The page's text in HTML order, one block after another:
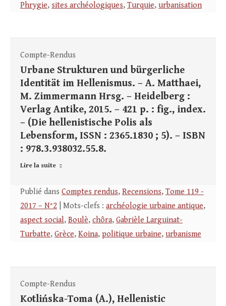
Phrygie, sites archéologiques, Turquie, urbanisation
Compte-Rendus
Urbane Strukturen und bürgerliche
Identität im Hellenismus. – A. Matthaei,
M. Zimmermann Hrsg. – Heidelberg :
Verlag Antike, 2015. – 421 p. : fig., index.
– (Die hellenistische Polis als
Lebensform, ISSN : 2365.1830 ; 5). – ISBN
: 978.3.938032.55.8.
Lire la suite
Publié dans Comptes rendus, Recensions, Tome 119 -
2017 – N°2 | Mots-clefs : archéologie urbaine antique,
aspect social, Boulè, chôra, Gabrièle Larguinat-
Turbatte, Grèce, Koina, politique urbaine, urbanisme
Compte-Rendus
Kotlińska-Toma (A.), Hellenistic